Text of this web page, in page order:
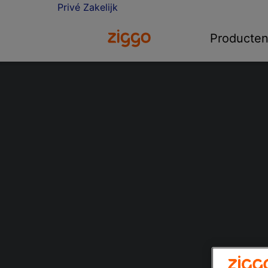
Privé Zakelijk
Ga naar de Ziggo homepageProducten